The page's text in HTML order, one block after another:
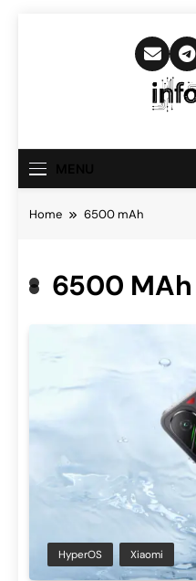
Home 6500 mAh
6500 MAh
HyperOS Xiaomi